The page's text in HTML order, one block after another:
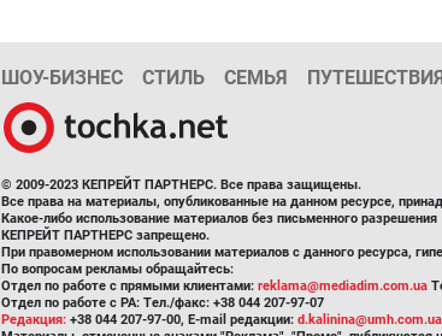
ШОУ-БИЗНЕС СТИЛЬ СЕМЬЯ
© 2009-2023 КЕПРЕЙТ ПАРТНЕРС. Все права защищены.
Все права на материалы, опубликованные на данном ресурсе,
Какое-либо использование материалов без письменного разрешения
КЕПРЕЙТ ПАРТНЕРС запрещено.
При правомерном использовании материалов с данного ресурса,
По вопросам рекламы обращайтесь:
Отдел по работе с прямыми клиентами: reklama@mediadim.com.ua
Отдел по работе с РА: Тел./факс: +38 044 207-97-07
Редакция: +38 044 207-97-00, E-mail редакции: d.kalinina@umh.com.ua